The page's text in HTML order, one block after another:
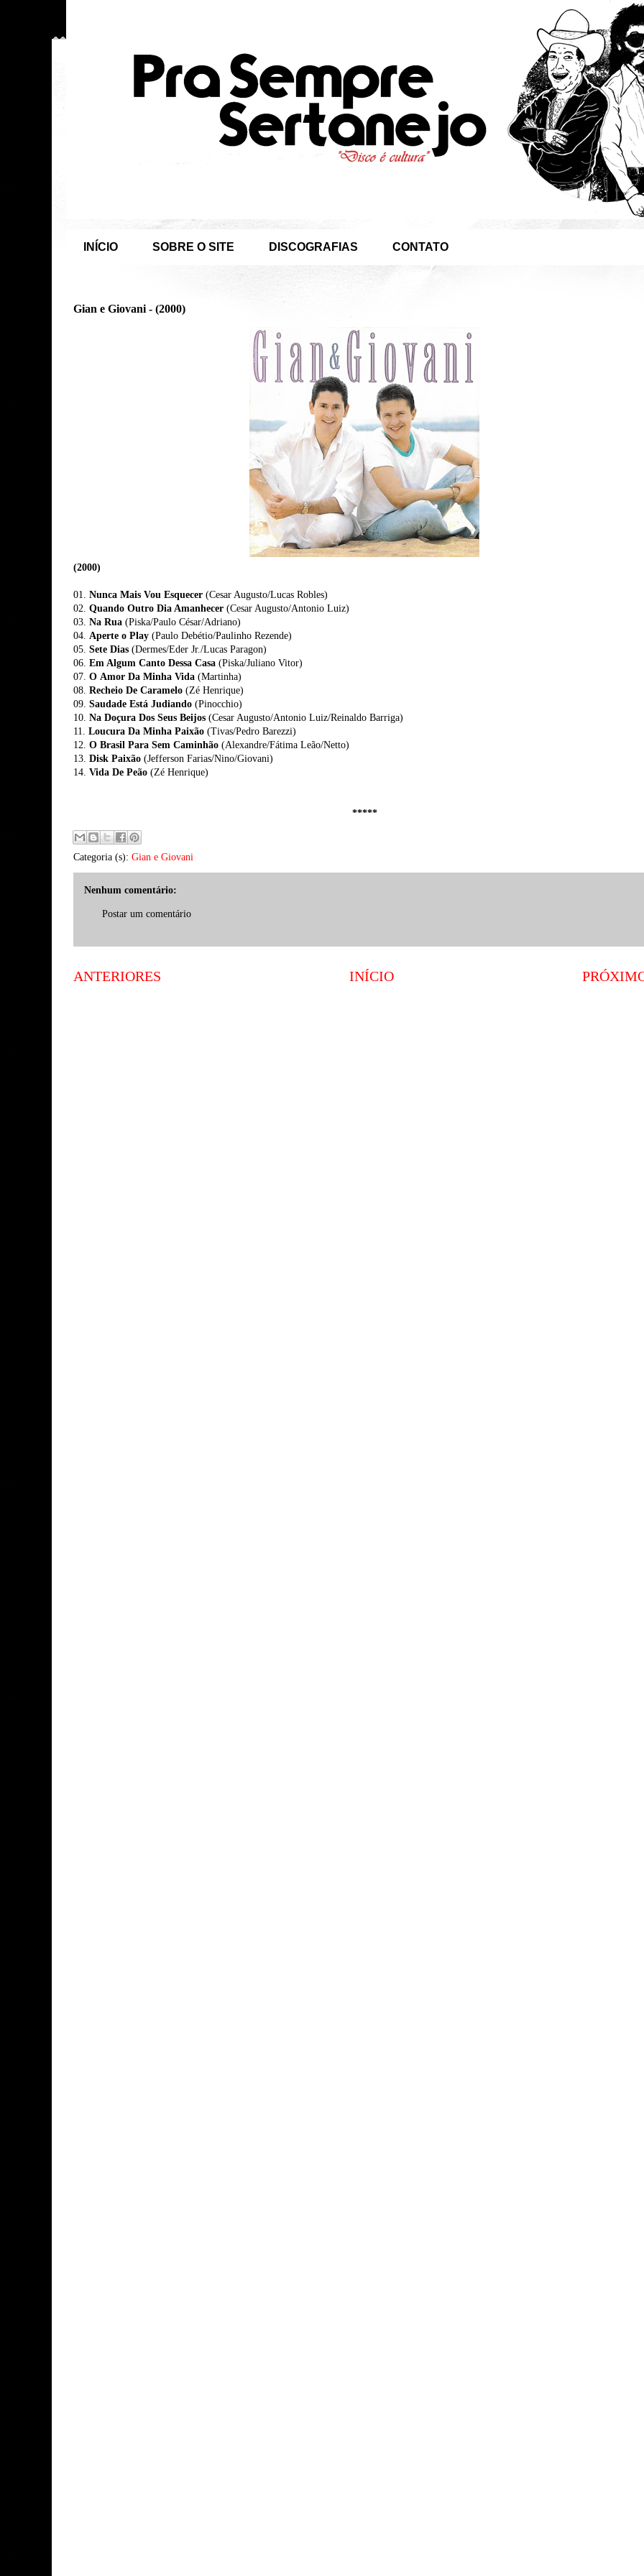
INÍCIO SOBRE O SITE DISCOGRAFIAS CONTATO
Gian e Giovani - (2000)
(2000)
01. Nunca Mais Vou Esquecer (Cesar Augusto/Lucas Robles)
02. Quando Outro Dia Amanhecer (Cesar Augusto/Antonio Luiz)
03. Na Rua (Piska/Paulo César/Adriano)
04. Aperte o Play (Paulo Debétio/Paulinho Rezende)
05. Sete Dias (Dermes/Eder Jr./Lucas Paragon)
06. Em Algum Canto Dessa Casa (Piska/Juliano Vitor)
07. O Amor Da Minha Vida (Martinha)
08. Recheio De Caramelo (Zé Henrique)
09. Saudade Está Judiando (Pinocchio)
10. Na Doçura Dos Seus Beijos (Cesar Augusto/Antonio Luiz/Reinaldo Barriga)
11. Loucura Da Minha Paixão (Tivas/Pedro Barezzi)
12. O Brasil Para Sem Caminhão (Alexandre/Fátima Leão/Netto)
13. Disk Paixão (Jefferson Farias/Nino/Giovani)
14. Vida De Peão (Zé Henrique)
*****
Categoria (s): Gian e Giovani
Nenhum comentário:
Postar um comentário
ANTERIORES INÍCIO